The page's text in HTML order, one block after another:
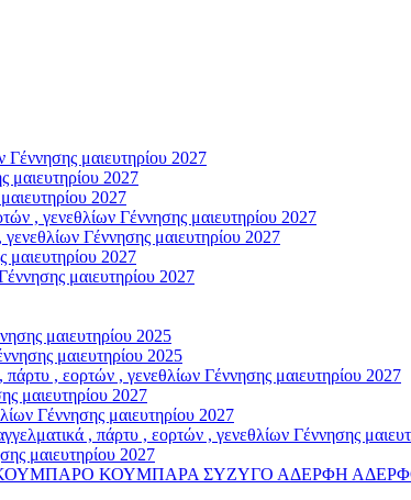
μαιευτηρίου 2027
μαιευτηρίου 2027
2027
γενεθλίων Γέννησης μαιευτηρίου 2027
Γέννησης μαιευτηρίου 2027
2027
μαιευτηρίου 2027
μαιευτηρίου 2025
μαιευτηρίου 2025
, εορτών , γενεθλίων Γέννησης μαιευτηρίου 2027
μαιευτηρίου 2027
Γέννησης μαιευτηρίου 2027
, πάρτυ , εορτών , γενεθλίων Γέννησης
μαιευτηρίου 2027
ΚΟΥΜΠΑΡΑ ΣΥΖΥΓΟ ΑΔΕΡΦΗ